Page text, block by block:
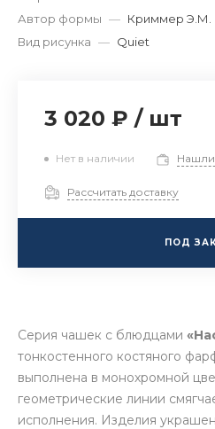
Автор формы — Криммер Э.М.
Вид рисунка — Quiet
3 020 ₽ / шт
Нет в наличии
Рассчитать доставку
ПОД
Серия чашек с блюдцами
тонкостенного костяного
выполнена в монохромной
геометрические линии
исполнения. Изделия